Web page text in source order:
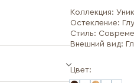
Коллекция:
Остекление:
Стиль:
Внешний вид:
Цвет: